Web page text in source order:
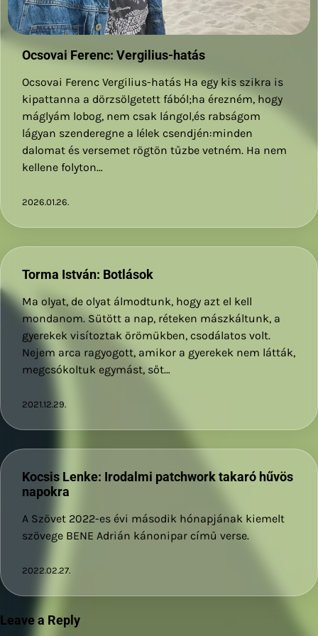
Ocsovai Ferenc: Vergilius-hatás
Ocsovai Ferenc Vergilius-hatás Ha egy kis szikra is
kipattanna a dörzsölgetett fából;ha érezném, hogy
máglyám lobog, nem csak lángol,és rabságom
lágyan szenderegne a lélek csendjén:minden
dalomat és versemet rögtön tűzbe vetném. Ha nem
kellene folyton…
2026.01.26.
Torma István: Botlások
Ma olyat, de olyat álmodtunk, hogy azt el kell
mondanom. Sütött a nap, réteken mászkáltunk, a
gyerekek visítoztak örömükben, csodálatos volt.
Nejem arca ragyogott, amikor a gyerekek nem látták,
megcsókoltuk egymást, sőt…
2021.12.29.
Kocsis Lenke: Irodalmi patchwork takaró hűvös
napokra
A Szövet 2022-es évi második hónapjának kiemelt
szövege BENE Adrián kánonipar című verse.
2022.02.27.
Leave a Reply